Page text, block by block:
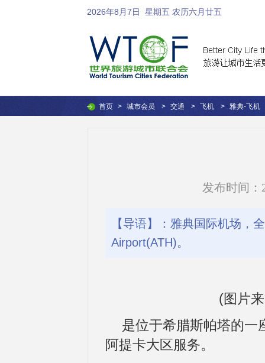
2026年8月7日 星期五 农历六月廿五
首页 > 城市会员 > 交通 > 飞机 > 雅典-飞机
发布时间：
【导语】：雅典国际机场，
Airport(ATH)。
(图片
是位于希腊斯帕塔的一
阿提卡大区服务。